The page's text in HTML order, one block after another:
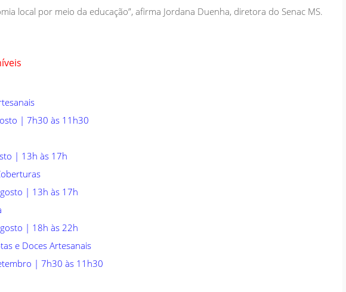
local por meio da educação”, afirma Jordana Duenha, diretora do Senac MS.
| 7h30 às 11h30
| 13h às 17h
| 13h às 17h
| 18h às 22h
e Doces Artesanais
| 7h30 às 11h30